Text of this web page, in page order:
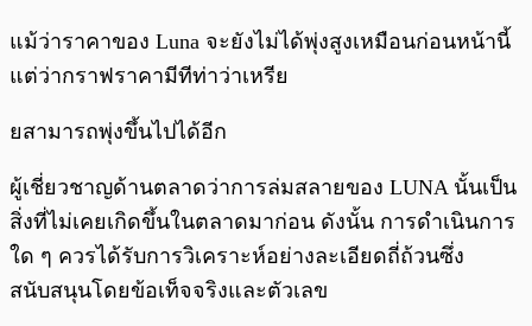
แม้ว่าราคาของ Luna จะยังไม่ได้พุ่งสูงเหมือนก่อนหน้านี้
แต่ว่ากราฟราคามีทีท่าว่าเหรีย
ยสามารถพุ่งขึ้นไปได้อีก
ผู้เชี่ยวชาญด้านตลาดว่าการล่มสลายของ LUNA นั้นเป็น
สิ่งที่ไม่เคยเกิดขึ้นในตลาดมาก่อน ดังนั้น การดำเนินการ
ใด ๆ ควรได้รับการวิเคราะห์อย่างละเอียดถี่ถ้วนซึ่ง
สนับสนุนโดยข้อเท็จจริงและตัวเลข